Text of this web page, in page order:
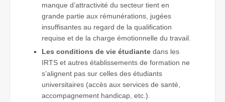
manque d’attractivité du secteur tient en
grande partie aux rémunérations, jugées
insuffisantes au regard de la qualification
requise et de la charge émotionnelle du travail.
Les conditions de vie étudiante dans les
IRTS et autres établissements de formation ne
s’alignent pas sur celles des étudiants
universitaires (accès aux services de santé,
accompagnement handicap, etc.).